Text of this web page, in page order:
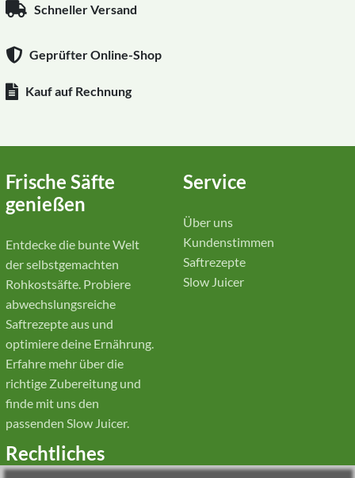
Schneller Versand
Geprüfter Online-Shop
Kauf auf Rechnung
Frische Säfte
genießen
Entdecke die bunte Welt
der selbstgemachten
Rohkostsäfte. Probiere
abwechslungsreiche
Saftrezepte aus und
optimiere deine Ernährung.
Erfahre mehr über die
richtige Zubereitung und
finde mit uns den
passenden Slow Juicer.
Service
Über uns
Kundenstimmen
Saftrezepte
Slow Juicer
Rechtliches